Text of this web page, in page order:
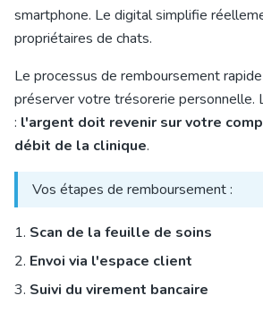
smartphone. Le digital simplifie
propriétaires de chats.
Le processus de remboursement
préserver votre trésorerie personnelle.
: l'argent doit revenir sur votre
débit de la clinique.
Vos étapes de remboursement :
Scan de la feuille de soins
Envoi via l'espace client
Suivi du virement bancaire